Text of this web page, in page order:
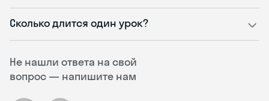
Не нашли ответа на свой
вопрос — напишите нам
Сколько длится один урок?